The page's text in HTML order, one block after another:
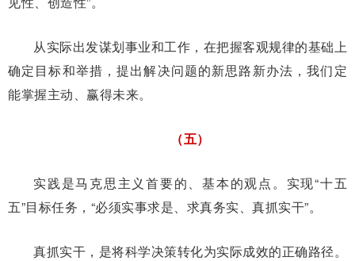
从实际出发谋划事业和工作，在把握客观规律的基础上
确定目标和举措，提出解决问题的新思路新办法，我们定
能掌握主动、赢得未来。
（五）
实践是马克思主义首要的、基本的观点。实现“十五
五”目标任务，“必须实事求是、求真务实、真抓实干”。
真抓实干，是将科学决策转化为实际成效的正确路径。